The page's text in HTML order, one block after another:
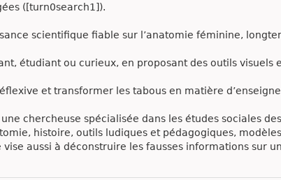
([turn0search1]).
scientifique fiable sur l’anatomie féminine,
étudiant ou curieux, en proposant des outils visuels
et transformer les tabous en matière
chercheuse spécialisée dans les études sociales
histoire, outils ludiques et pédagogiques,
aussi à déconstruire les fausses informations sur